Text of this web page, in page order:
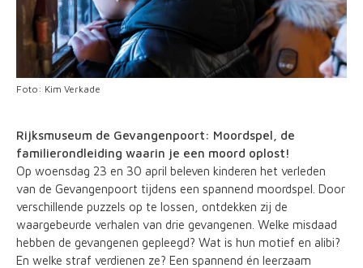
Foto: Kim Verkade
Rijksmuseum de Gevangenpoort: Moordspel, de
familierondleiding waarin je een moord oplost!
Op woensdag 23 en 30 april beleven kinderen het verleden
van de Gevangenpoort tijdens een spannend moordspel. Door
verschillende puzzels op te lossen, ontdekken zij de
waargebeurde verhalen van drie gevangenen. Welke misdaad
hebben de gevangenen gepleegd? Wat is hun motief en alibi?
En welke straf verdienen ze? Een spannend én leerzaam